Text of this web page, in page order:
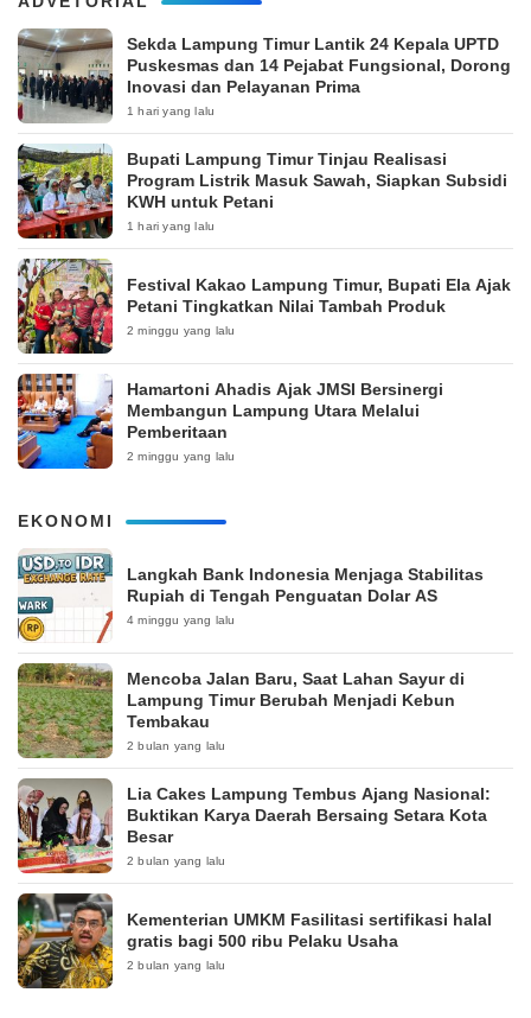
‎Sekda Lampung Timur Lantik 24 Kepala UPTD
Puskesmas dan 14 Pejabat Fungsional, Dorong
Inovasi dan Pelayanan Prima
1 hari yang lalu
Bupati Lampung Timur Tinjau Realisasi
Program Listrik Masuk Sawah, Siapkan Subsidi
KWH untuk Petani
1 hari yang lalu
‎Festival Kakao Lampung Timur, Bupati Ela Ajak
Petani Tingkatkan Nilai Tambah Produk
2 minggu yang lalu
Hamartoni Ahadis Ajak JMSI Bersinergi
Membangun Lampung Utara Melalui
Pemberitaan
2 minggu yang lalu
EKONOMI
Langkah Bank Indonesia Menjaga Stabilitas
Rupiah di Tengah Penguatan Dolar AS
4 minggu yang lalu
Mencoba Jalan Baru, Saat Lahan Sayur di
Lampung Timur Berubah Menjadi Kebun
Tembakau
2 bulan yang lalu
Lia Cakes Lampung Tembus Ajang Nasional:
Buktikan Karya Daerah Bersaing Setara Kota
Besar
2 bulan yang lalu
Kementerian UMKM Fasilitasi sertifikasi halal
gratis bagi 500 ribu Pelaku Usaha
2 bulan yang lalu